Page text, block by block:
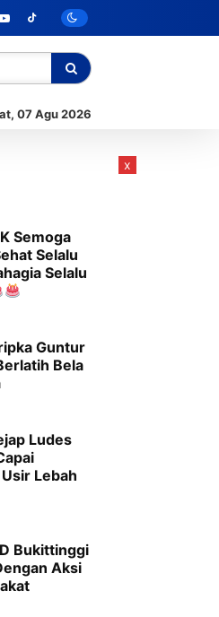
07 Agu 2026
Semoga
Selalu
Selalu
Guntur
Bela
Ludes
Lebah
Bukittinggi
Aksi
x